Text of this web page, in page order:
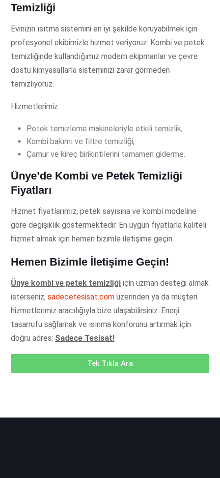
Temizliği
Evinizin ısıtma sistemini en iyi şekilde koruyabilmek için
profesyonel ekibimizle hizmet veriyoruz. Kombi ve petek
temizliğinde kullandığımız modern ekipmanlar ve çevre
dostu kimyasallarla sisteminizi zarar görmeden
temizliyoruz.
Hizmetlerimiz:
Petek temizleme makineleriyle etkili temizlik,
Kombi bakımı ve filtre temizliği,
Çamur ve kireç birikintilerini tamamen giderme.
Ünye’de Kombi ve Petek Temizliği
Fiyatları
Hizmet fiyatlarımız, petek sayısına ve kombi modeline
göre değişiklik göstermektedir. En uygun fiyatlarla kaliteli
hizmet almak için hemen bizimle iletişime geçin.
Hemen Bizimle İletişime Geçin!
Ünye kombi ve petek temizliği için uzman desteği almak
isterseniz, sadecetesisat.com üzerinden ya da müşteri
hizmetlerimiz aracılığıyla bize ulaşabilirsiniz. Enerji
tasarrufu sağlamak ve ısınma konforunu artırmak için
doğru adres: Sadece Tesisat!
Tek Tıkla Ara